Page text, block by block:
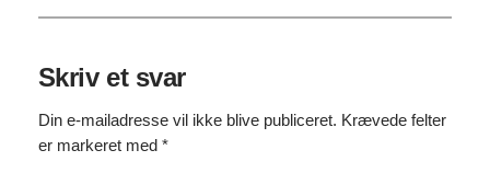
Skriv et svar
Din e-mailadresse vil ikke blive publiceret. Krævede felter
er markeret med *